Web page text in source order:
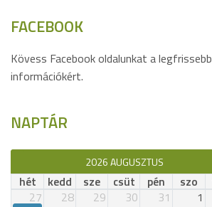
FACEBOOK
Kövess Facebook oldalunkat a legfrissebb
információkért.
NAPTÁR
2026 AUGUSZTUS
hét kedd sze csüt pén szo
27
28 29 30 31 1